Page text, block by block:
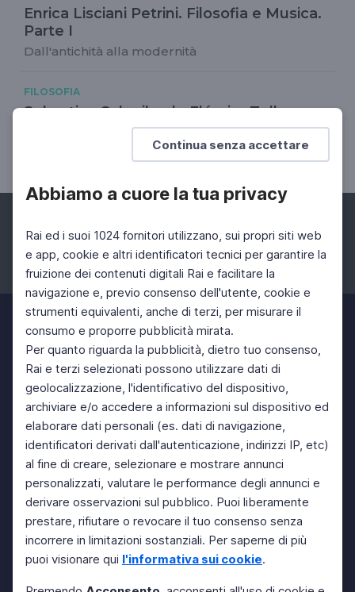
Continua senza accettare
Abbiamo a cuore la tua privacy
Rai ed i suoi 1024 fornitori utilizzano, sui propri siti web
e app, cookie e altri identificatori tecnici per garantire la
fruizione dei contenuti digitali Rai e facilitare la
navigazione e, previo consenso dell'utente, cookie e
strumenti equivalenti, anche di terzi, per misurare il
consumo e proporre pubblicità mirata.
Per quanto riguarda la pubblicità, dietro tuo consenso,
Rai e terzi selezionati possono utilizzare dati di
geolocalizzazione, l'identificativo del dispositivo,
archiviare e/o accedere a informazioni sul dispositivo ed
elaborare dati personali (es. dati di navigazione,
identificatori derivati dall'autenticazione, indirizzi IP, etc)
al fine di creare, selezionare e mostrare annunci
personalizzati, valutare le performance degli annunci e
derivare osservazioni sul pubblico. Puoi liberamente
prestare, rifiutare o revocare il tuo consenso senza
incorrere in limitazioni sostanziali. Per saperne di più
puoi visionare qui l'informativa sui cookie.
Enrica Lisciani Petrini. Filosofia e Musica.
Parte I
Dall'antichità alla modernità
FILOSOFIA
Sebastian Schwibach. Elémire Zolla
Il risveglio dell'intelletto d'amore. Sentieri di una
conoscenza trasformativa
Facebook Instagram Twitter